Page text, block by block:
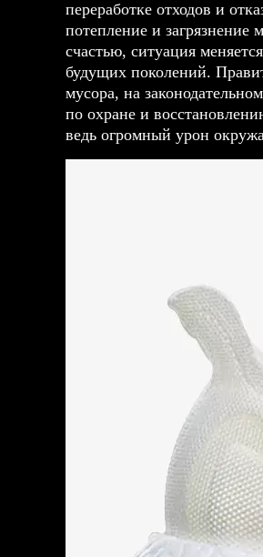
переработке отходов и
потепление и загрязнение
счастью, ситуация
будущих поколений.
мусора, на
по охране и
ведь огромный урон